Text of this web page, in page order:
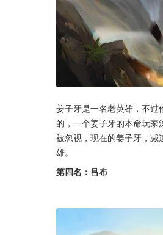
姜子牙是一名老英雄，不
的，一个姜子牙的本命玩
被忽视，现在的姜子牙，
雄。
第四名：吕布